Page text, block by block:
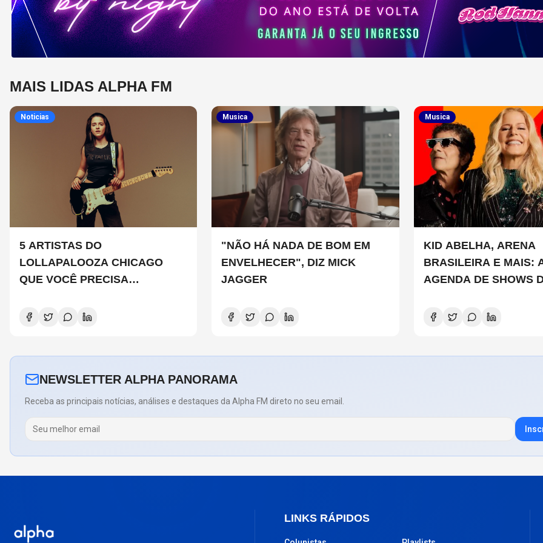
MAIS LIDAS ALPHA FM
Noticias
5 ARTISTAS DO
LOLLAPALOOZA CHICAGO
QUE VOCÊ PRECISA
Musica
"NÃO HÁ NADA DE BOM EM
ENVELHECER", DIZ MICK
JAGGER
Musica
KID ABELHA, ARENA
BRASILEIRA E MAIS:
AGENDA DE SHOWS
NEWSLETTER ALPHA PANORAMA
Receba as principais notícias, análises e destaques da Alpha FM direto no seu email.
LINKS RÁPIDOS